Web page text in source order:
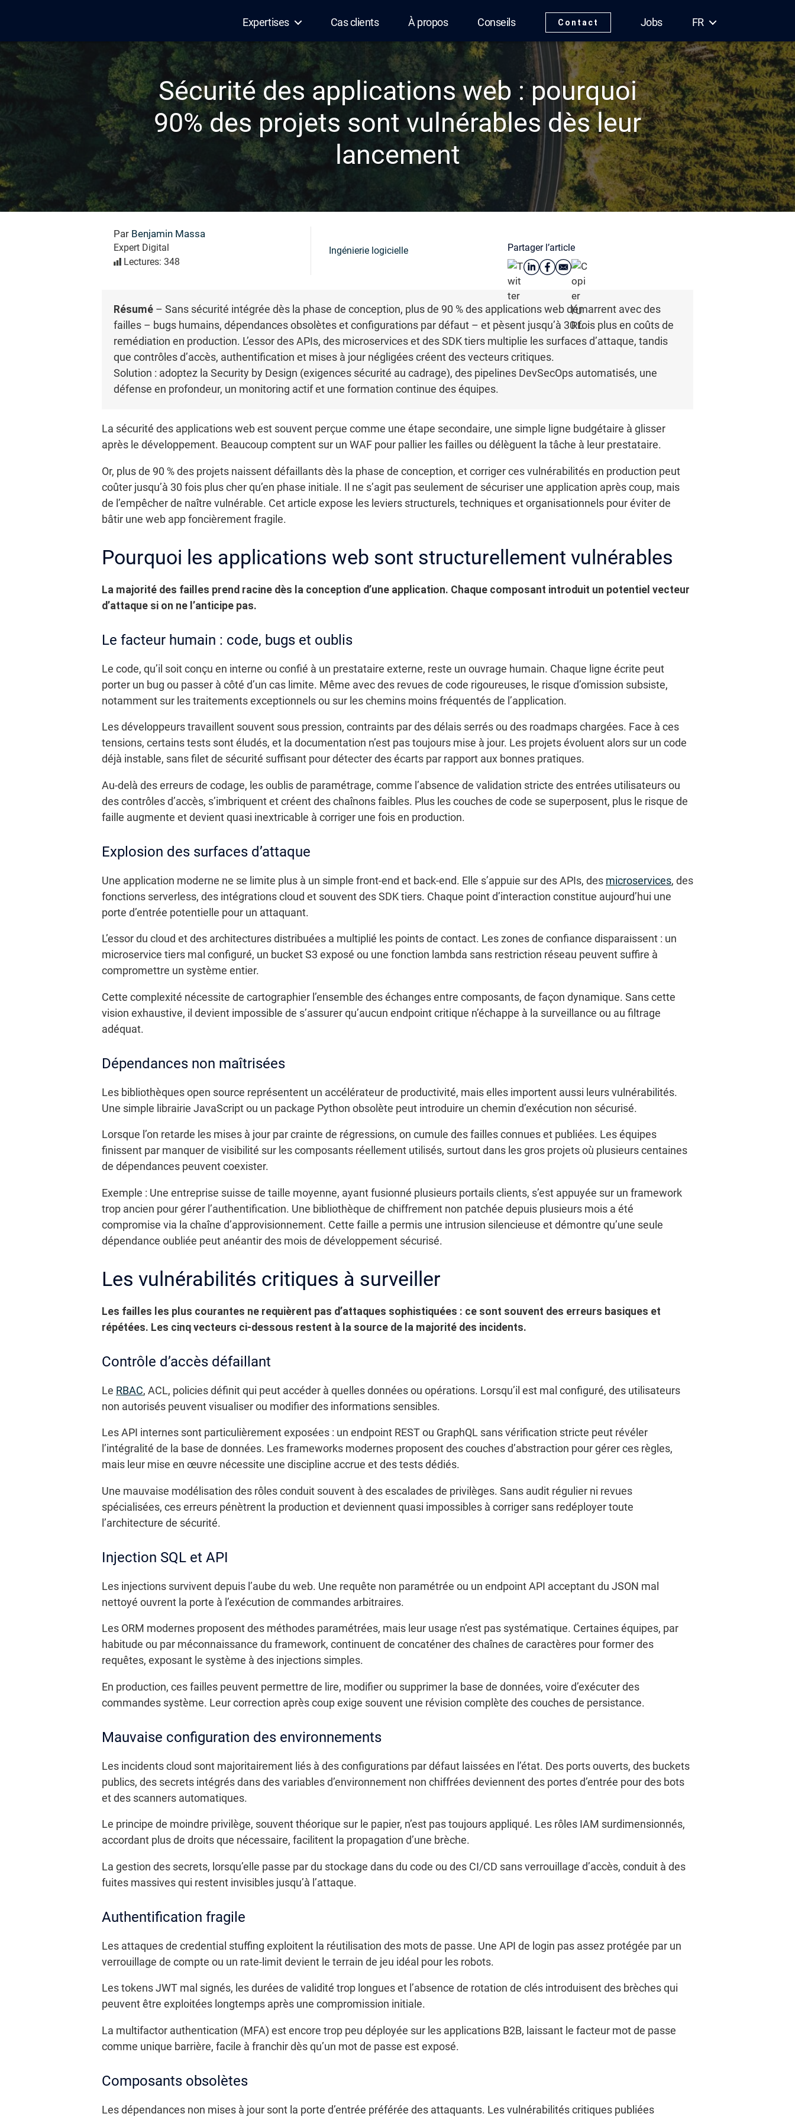
Expertises Cas clients À propos Conseils Contact Jobs FR
Sécurité des applications web : pourquoi
90% des projets sont vulnérables dès leur
lancement
Par Benjamin Massa
Expert Digital
Lectures: 348
Ingénierie logicielle Partager l’article
Résumé – Sans sécurité intégrée dès la phase de conception, plus de 90 % des applications web démarrent avec des
failles – bugs humains, dépendances obsolètes et configurations par défaut – et pèsent jusqu’à 30 fois plus en coûts de
remédiation en production. L’essor des APIs, des microservices et des SDK tiers multiplie les surfaces d’attaque, tandis
que contrôles d’accès, authentification et mises à jour négligées créent des vecteurs critiques.
Solution : adoptez la Security by Design (exigences sécurité au cadrage), des pipelines DevSecOps automatisés, une
défense en profondeur, un monitoring actif et une formation continue des équipes.
La sécurité des applications web est souvent perçue comme une étape secondaire, une simple ligne budgétaire à glisser
après le développement. Beaucoup comptent sur un WAF pour pallier les failles ou délèguent la tâche à leur prestataire.
Or, plus de 90 % des projets naissent défaillants dès la phase de conception, et corriger ces vulnérabilités en production peut
coûter jusqu’à 30 fois plus cher qu’en phase initiale. Il ne s’agit pas seulement de sécuriser une application après coup, mais
de l’empêcher de naître vulnérable. Cet article expose les leviers structurels, techniques et organisationnels pour éviter de
bâtir une web app foncièrement fragile.
Pourquoi les applications web sont structurellement vulnérables
La majorité des failles prend racine dès la conception d’une application. Chaque composant introduit un potentiel vecteur
d’attaque si on ne l’anticipe pas.
Le facteur humain : code, bugs et oublis
Le code, qu’il soit conçu en interne ou confié à un prestataire externe, reste un ouvrage humain. Chaque ligne écrite peut
porter un bug ou passer à côté d’un cas limite. Même avec des revues de code rigoureuses, le risque d’omission subsiste,
notamment sur les traitements exceptionnels ou sur les chemins moins fréquentés de l’application.
Les développeurs travaillent souvent sous pression, contraints par des délais serrés ou des roadmaps chargées. Face à ces
tensions, certains tests sont éludés, et la documentation n’est pas toujours mise à jour. Les projets évoluent alors sur un code
déjà instable, sans filet de sécurité suffisant pour détecter des écarts par rapport aux bonnes pratiques.
Au-delà des erreurs de codage, les oublis de paramétrage, comme l’absence de validation stricte des entrées utilisateurs ou
des contrôles d’accès, s’imbriquent et créent des chaînons faibles. Plus les couches de code se superposent, plus le risque de
faille augmente et devient quasi inextricable à corriger une fois en production.
Explosion des surfaces d’attaque
Une application moderne ne se limite plus à un simple front-end et back-end. Elle s’appuie sur des APIs, des microservices, des
fonctions serverless, des intégrations cloud et souvent des SDK tiers. Chaque point d’interaction constitue aujourd’hui une
porte d’entrée potentielle pour un attaquant.
L’essor du cloud et des architectures distribuées a multiplié les points de contact. Les zones de confiance disparaissent : un
microservice tiers mal configuré, un bucket S3 exposé ou une fonction lambda sans restriction réseau peuvent suffire à
compromettre un système entier.
Cette complexité nécessite de cartographier l’ensemble des échanges entre composants, de façon dynamique. Sans cette
vision exhaustive, il devient impossible de s’assurer qu’aucun endpoint critique n’échappe à la surveillance ou au filtrage
adéquat.
Dépendances non maîtrisées
Les bibliothèques open source représentent un accélérateur de productivité, mais elles importent aussi leurs vulnérabilités.
Une simple librairie JavaScript ou un package Python obsolète peut introduire un chemin d’exécution non sécurisé.
Lorsque l’on retarde les mises à jour par crainte de régressions, on cumule des failles connues et publiées. Les équipes
finissent par manquer de visibilité sur les composants réellement utilisés, surtout dans les gros projets où plusieurs centaines
de dépendances peuvent coexister.
Exemple : Une entreprise suisse de taille moyenne, ayant fusionné plusieurs portails clients, s’est appuyée sur un framework
trop ancien pour gérer l’authentification. Une bibliothèque de chiffrement non patchée depuis plusieurs mois a été
compromise via la chaîne d’approvisionnement. Cette faille a permis une intrusion silencieuse et démontre qu’une seule
dépendance oubliée peut anéantir des mois de développement sécurisé.
Les vulnérabilités critiques à surveiller
Les failles les plus courantes ne requièrent pas d’attaques sophistiquées : ce sont souvent des erreurs basiques et
répétées. Les cinq vecteurs ci-dessous restent à la source de la majorité des incidents.
Contrôle d’accès défaillant
Le RBAC, ACL, policies définit qui peut accéder à quelles données ou opérations. Lorsqu’il est mal configuré, des utilisateurs
non autorisés peuvent visualiser ou modifier des informations sensibles.
Les API internes sont particulièrement exposées : un endpoint REST ou GraphQL sans vérification stricte peut révéler
l’intégralité de la base de données. Les frameworks modernes proposent des couches d’abstraction pour gérer ces règles,
mais leur mise en œuvre nécessite une discipline accrue et des tests dédiés.
Une mauvaise modélisation des rôles conduit souvent à des escalades de privilèges. Sans audit régulier ni revues
spécialisées, ces erreurs pénètrent la production et deviennent quasi impossibles à corriger sans redéployer toute
l’architecture de sécurité.
Injection SQL et API
Les injections survivent depuis l’aube du web. Une requête non paramétrée ou un endpoint API acceptant du JSON mal
nettoyé ouvrent la porte à l’exécution de commandes arbitraires.
Les ORM modernes proposent des méthodes paramétrées, mais leur usage n’est pas systématique. Certaines équipes, par
habitude ou par méconnaissance du framework, continuent de concaténer des chaînes de caractères pour former des
requêtes, exposant le système à des injections simples.
En production, ces failles peuvent permettre de lire, modifier ou supprimer la base de données, voire d’exécuter des
commandes système. Leur correction après coup exige souvent une révision complète des couches de persistance.
Mauvaise configuration des environnements
Les incidents cloud sont majoritairement liés à des configurations par défaut laissées en l’état. Des ports ouverts, des buckets
publics, des secrets intégrés dans des variables d’environnement non chiffrées deviennent des portes d’entrée pour des bots
et des scanners automatiques.
Le principe de moindre privilège, souvent théorique sur le papier, n’est pas toujours appliqué. Les rôles IAM surdimensionnés,
accordant plus de droits que nécessaire, facilitent la propagation d’une brèche.
La gestion des secrets, lorsqu’elle passe par du stockage dans du code ou des CI/CD sans verrouillage d’accès, conduit à des
fuites massives qui restent invisibles jusqu’à l’attaque.
Authentification fragile
Les attaques de credential stuffing exploitent la réutilisation des mots de passe. Une API de login pas assez protégée par un
verrouillage de compte ou un rate-limit devient le terrain de jeu idéal pour les robots.
Les tokens JWT mal signés, les durées de validité trop longues et l’absence de rotation de clés introduisent des brèches qui
peuvent être exploitées longtemps après une compromission initiale.
La multifactor authentication (MFA) est encore trop peu déployée sur les applications B2B, laissant le facteur mot de passe
comme unique barrière, facile à franchir dès qu’un mot de passe est exposé.
Composants obsolètes
Les dépendances non mises à jour sont la porte d’entrée préférée des attaquants. Les vulnérabilités critiques publiées